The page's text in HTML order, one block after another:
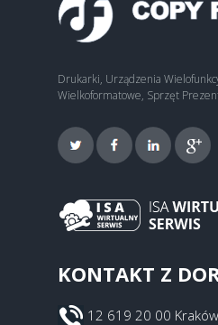
Drukarki, Urządzenia
Wielkoformatowe, Sprzęt
KONTAKT Z
12 619 20 00 Kraków